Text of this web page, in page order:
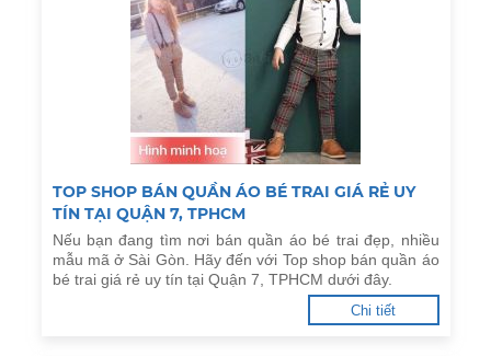
TOP SHOP BÁN QUẦN ÁO BÉ TRAI GIÁ RẺ UY
TÍN TẠI QUẬN 7, TPHCM
Nếu bạn đang tìm nơi bán quần áo bé trai đẹp, nhiều
mẫu mã ở Sài Gòn. Hãy đến với Top shop bán quần áo
bé trai giá rẻ uy tín tại Quận 7, TPHCM dưới đây.
Chi tiết